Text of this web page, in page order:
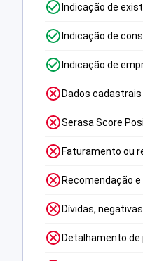
Indicação de
Indicação de
Indicação de
Dados
Serasa Score
Faturamento ou
Recomendação
Dívidas,
Detalhamento